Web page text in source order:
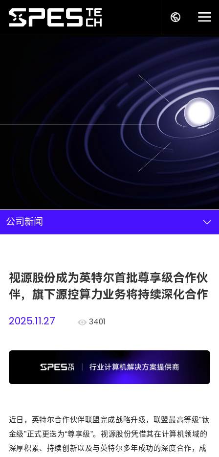
解决方案
商务模式
新闻资讯
加入我们
公司新闻
视源股份成为英特尔首批尊享级合作伙
伴，旗下源控算力业务将持续深化合作
2025.11.27
3401
近日，英特尔合作伙伴联盟完成战略升级，联盟最高等级"钛
金级"正式更迭为“尊享级”。视源股份凭借其在计算机领域的
深厚积累、 持续创新以及与英特尔多年成功的深度合作，成